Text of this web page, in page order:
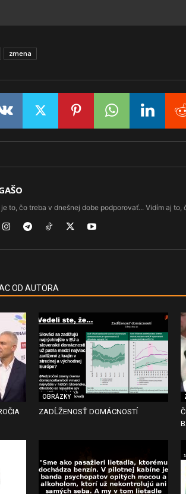
zmena
je to, čo treba v dnešnej dobe podporovať... Vidím aj to,
OD AUTORA
OBRÁZKY
ZADĹŽENOSŤ DOMÁCNOSTÍ